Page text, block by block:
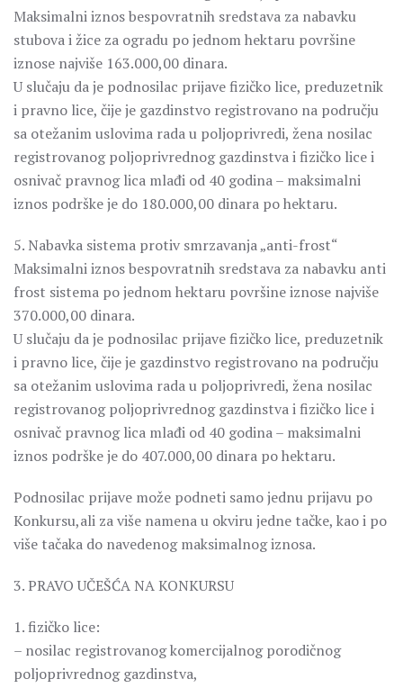
Maksimalni iznos bespovratnih sredstava za nabavku
stubova i žice za ogradu po jednom hektaru površine
iznose najviše 163.000,00 dinara.
U slučaju da je podnosilac prijave fizičko lice, preduzetnik
i pravno lice, čije je gazdinstvo registrovano na području
sa otežanim uslovima rada u poljoprivredi, žena nosilac
registrovanog poljoprivrednog gazdinstva i fizičko lice i
osnivač pravnog lica mlađi od 40 godina – maksimalni
iznos podrške je do 180.000,00 dinara po hektaru.
5. Nabavka sistema protiv smrzavanja „anti-frost“
Maksimalni iznos bespovratnih sredstava za nabavku anti
frost sistema po jednom hektaru površine iznose najviše
370.000,00 dinara.
U slučaju da je podnosilac prijave fizičko lice, preduzetnik
i pravno lice, čije je gazdinstvo registrovano na području
sa otežanim uslovima rada u poljoprivredi, žena nosilac
registrovanog poljoprivrednog gazdinstva i fizičko lice i
osnivač pravnog lica mlađi od 40 godina – maksimalni
iznos podrške je do 407.000,00 dinara po hektaru.
Podnosilac prijave može podneti samo jednu prijavu po
Konkursu,ali za više namena u okviru jedne tačke, kao i po
više tačaka do navedenog maksimalnog iznosa.
3. PRAVO UČEŠĆA NA KONKURSU
1. fizičko lice:
– nosilac registrovanog komercijalnog porodičnog
poljoprivrednog gazdinstva,